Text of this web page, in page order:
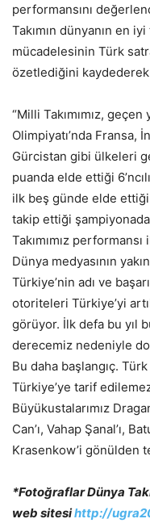
performansını
Takımın dünyanın en
mücadelesinin Türk
özetlediğini
“Milli Takımımız,
Olimpiyatı’nda Fransa,
Gürcistan gibi ülkeleri
puanda elde ettiği
ilk beş günde elde ettiği
takip ettiği
Takımımız
Dünya medyasının
Türkiye’nin adı ve
otoriteleri Türkiye’yi
görüyor. İlk defa bu yıl
derecemiz nedeniyle
Bu daha başlangıç.
Türkiye’ye tarif
Büyükustalarımız
Can’ı, Vahap Şanal’ı,
Krasenkow’i gönülden
*Fotoğraflar Dünya
web sitesihttp://